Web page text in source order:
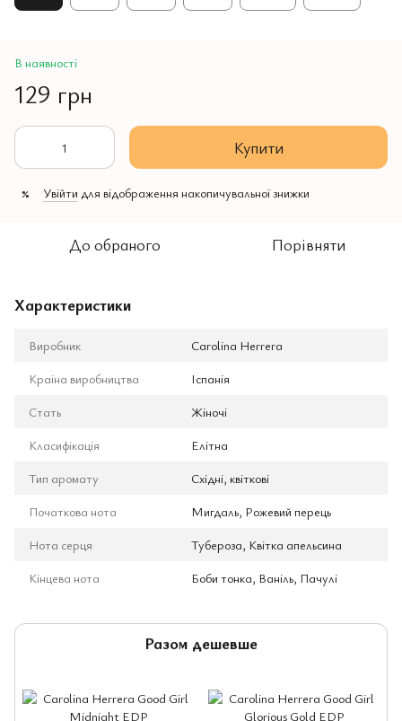
В наявності
129 грн
Купити
% Увійти для відображення накопичувальної знижки
До обраного Порівняти
Характеристики
Виробник
Carolina Herrera
Країна виробництва
Іспанія
Стать
Жіночі
Класифікація
Елітна
Тип аромату
Східні, квіткові
Початкова нота
Мигдаль, Рожевий перець
Нота серця
Тубероза, Квітка апельсина
Кінцева нота
Боби тонка, Ваніль, Пачулі
Разом дешевше